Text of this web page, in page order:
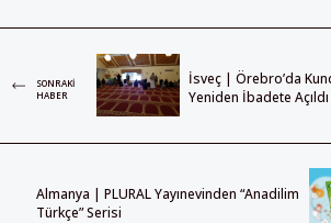
SONRAKI
HABER
İsveç | Örebro’da
Yeniden İbadete Açıldı
Almanya | PLURAL Yayınevinden “Anadilim
Türkçe” Serisi